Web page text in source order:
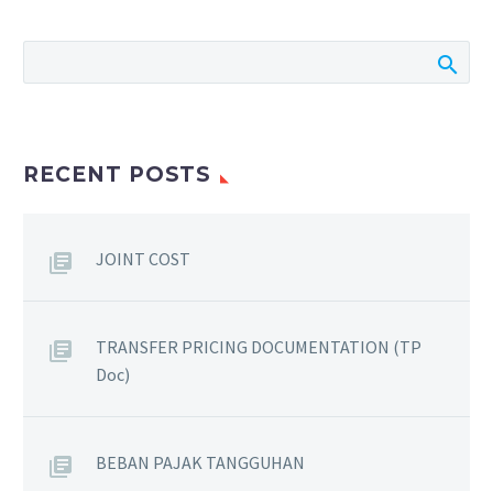
RECENT POSTS
JOINT COST
TRANSFER PRICING DOCUMENTATION (TP
Doc)
BEBAN PAJAK TANGGUHAN